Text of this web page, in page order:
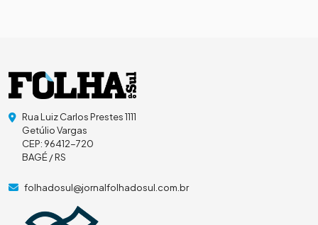
Rua Luiz Carlos Prestes 1111
Getúlio Vargas
CEP: 96412-720
BAGÉ / RS
folhadosul@jornalfolhadosul.com.br